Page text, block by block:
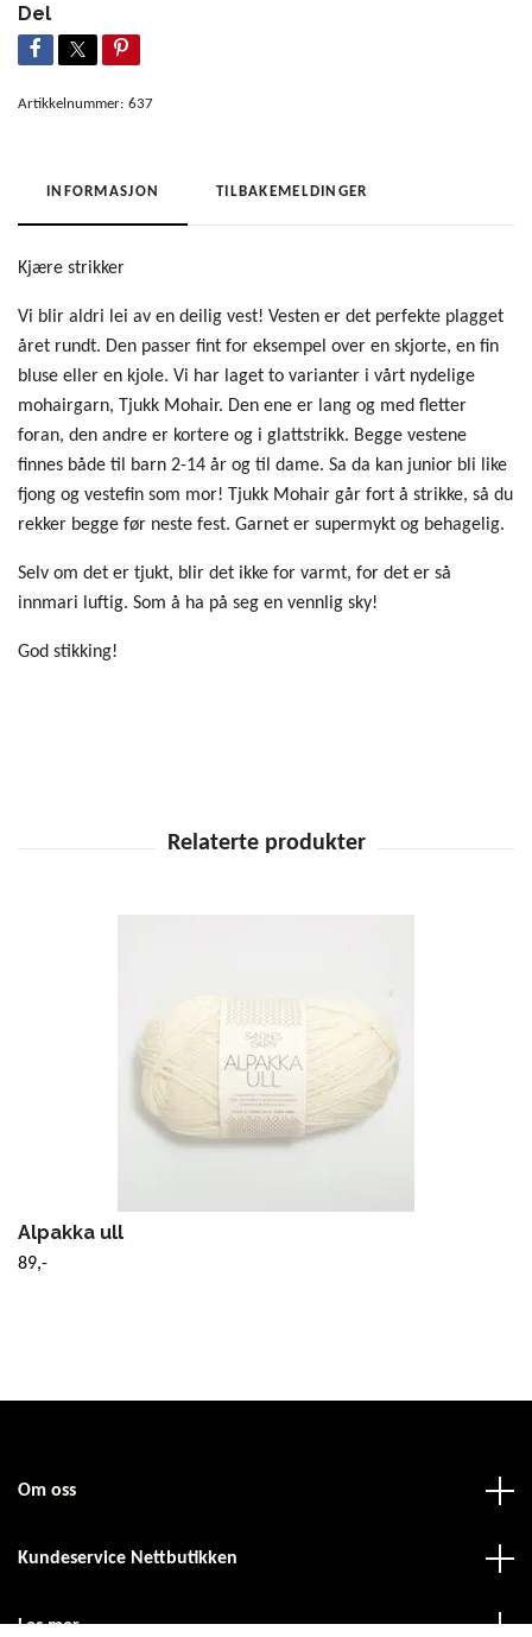
Del
Artikkelnummer: 637
INFORMASJON TILBAKEMELDINGER
Kjære strikker
Vi blir aldri lei av en deilig vest! Vesten er det perfekte plagget
året rundt. Den passer fint for eksempel over en skjorte, en fin
bluse eller en kjole. Vi har laget to varianter i vårt nydelige
mohairgarn, Tjukk Mohair. Den ene er lang og med fletter
foran, den andre er kortere og i glattstrikk. Begge vestene
finnes både til barn 2-14 år og til dame. Sa da kan junior bli like
fjong og vestefin som mor! Tjukk Mohair går fort å strikke, så du
rekker begge før neste fest. Garnet er supermykt og behagelig.
Selv om det er tjukt, blir det ikke for varmt, for det er så
innmari luftig. Som å ha på seg en vennlig sky!
God stikking!
Alpakka ull
89,-
Om oss
Kundeservice Nettbutikken
Les mer